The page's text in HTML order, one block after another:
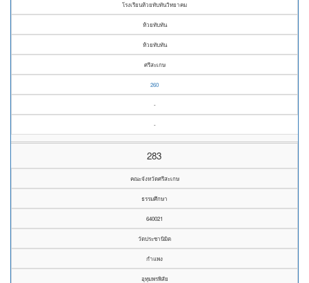
โรงเรียนห้วยทับทันวิทยาคม
ห้วยทับทัน
ห้วยทับทัน
ศรีสะเกษ
260
-
-
283
คณะจังหวัดศรีสะเกษ
ธรรมศึกษา
640021
วัดประชานิมิต
กำแพง
อุทุมพรพิสัย